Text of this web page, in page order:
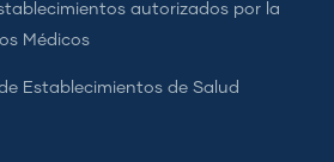
autorizados por la
Médicos
Establecimientos de Salud